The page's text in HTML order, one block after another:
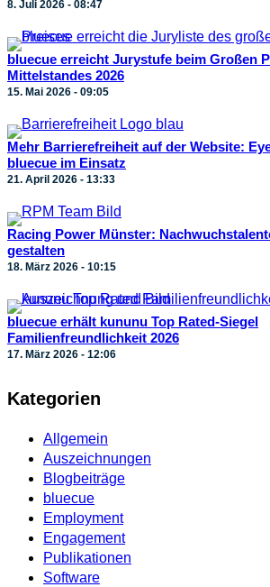
8. Juli 2026 - 08:47
bluecue erreicht Jurystufe beim Großen
Mittelstandes 2026
15. Mai 2026 - 09:05
Mehr Barrierefreiheit auf der Website:
bluecue im Einsatz
21. April 2026 - 13:33
Racing Power Münster:
gestalten
18. März 2026 - 10:15
bluecue erhält kununu Top Rated-Siegel
Familienfreundlichkeit 2026
17. März 2026 - 12:06
Kategorien
Allgemein
Auszeichnungen
Blogbeiträge
bluecue
Employment
Engagement
Publikationen
Software